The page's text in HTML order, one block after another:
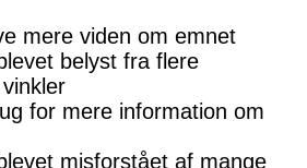
mere viden om emnet
belyst fra flere
for mere information om
misforstået af mange